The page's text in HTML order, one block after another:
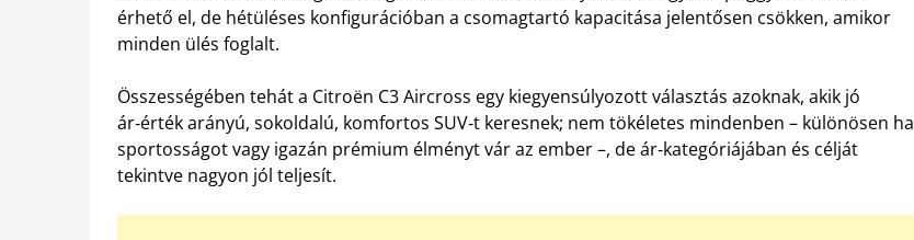
érhető el, de hétüléses konfigurációban a csomagtartó kapacitása jelentősen csökken, amikor
minden ülés foglalt.
Összességében tehát a Citroën C3 Aircross egy kiegyensúlyozott választás azoknak, akik jó
ár‑érték arányú, sokoldalú, komfortos SUV‑t keresnek; nem tökéletes mindenben – különösen ha
sportosságot vagy igazán prémium élményt vár az ember –, de ár‑kategóriájában és célját
tekintve nagyon jól teljesít.